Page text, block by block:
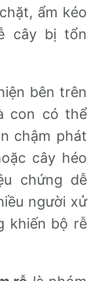
ẩm kéo
cây bị tổn
bên trên
con có thể
chậm phát
cây héo
chứng dễ
người xử
khiến bộ rễ